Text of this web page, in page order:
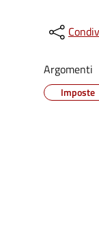
Argomenti
Imposte